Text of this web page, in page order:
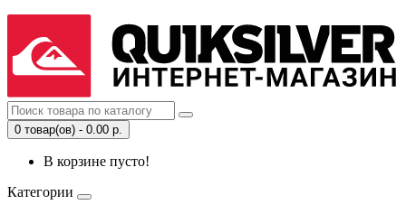
0 товар(ов) - 0.00 р.
В корзине пусто!
Категории